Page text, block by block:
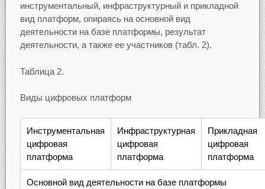
инструментальный, инфраструктурный и прикладной
вид платформ, опираясь на основной вид
деятельности на базе платформы, результат
деятельности, а также ее участников (табл. 2).
Таблица 2.
Виды цифровых платформ
Инструментальная
цифровая
платформа
Инфраструктурная
цифровая
платформа
Прикладная
цифровая
платформа
Основной вид деятельности на базе платформы